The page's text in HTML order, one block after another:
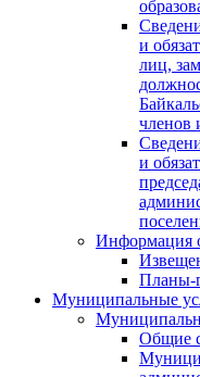
и
лиц,
членов
и
Информация
Планы-
Муниципальные
Общие